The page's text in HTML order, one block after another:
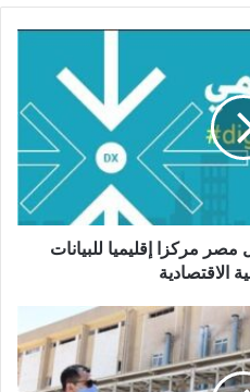
مركزا إقليميا للبيانات
الاقتصادية